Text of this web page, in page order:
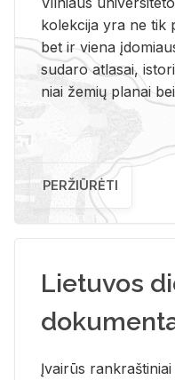
ko­lek­ci­ja yra ne tik
bet ir vie­na
su­da­ro at­la­sai,
niai že­mių pla­nai
PERŽIŪRĖTI
Lietuvos
Įvai­rūs